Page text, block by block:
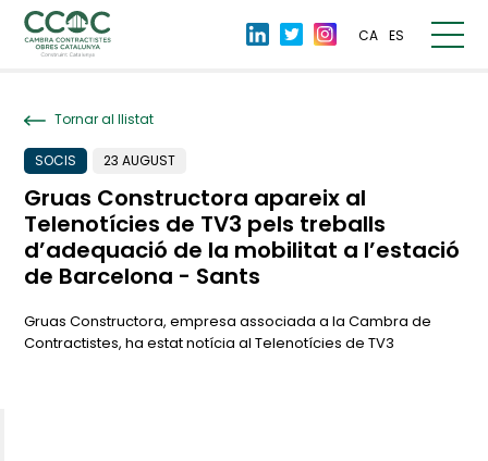
CA ES
Tornar al llistat
SOCIS 23 AUGUST
Gruas Constructora apareix al
Telenotícies de TV3 pels treballs
d’adequació de la mobilitat a l’estació
de Barcelona - Sants
Gruas Constructora, empresa associada a la Cambra de
Contractistes, ha estat notícia al Telenotícies de TV3